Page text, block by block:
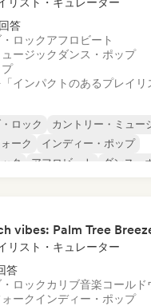
答
ロックアフロビート
ージック ダンス・ポップ
プ
インパクトのあるプレイリ
ロック
カントリー・ミュー
ーク
インディー・ポップ
ク
アフロビート
ダンス・
リスト・キュレーター
答
ロック カリブ音楽コールド
ークインディー・ポップ